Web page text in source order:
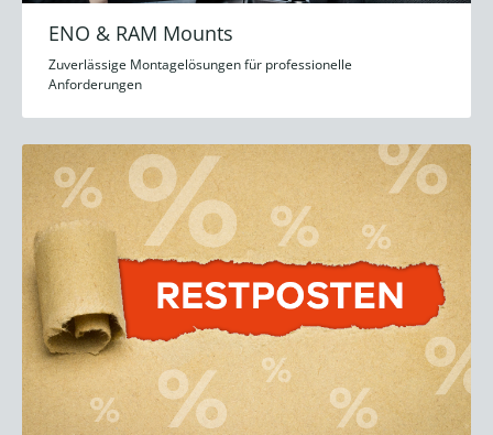
ENO & RAM Mounts
Zuverlässige Montagelösungen für professionelle
Anforderungen